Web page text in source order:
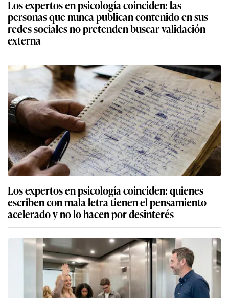
Los expertos en psicología coinciden: las
personas que nunca publican contenido en sus
redes sociales no pretenden buscar validación
externa
Los expertos en psicología coinciden: quienes
escriben con mala letra tienen el pensamiento
acelerado y no lo hacen por desinterés